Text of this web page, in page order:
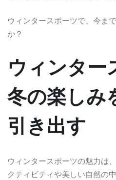
ウィンタースポーツで、今ま
か？
ウィンター
冬の楽しみ
引き出す
ウィンタースポーツの魅力は
クティビティや美しい自然の